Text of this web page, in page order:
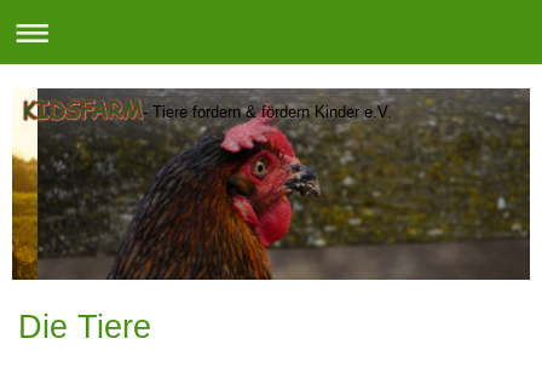
- Tiere fordern & fördern Kinder e.V.
Die Tiere